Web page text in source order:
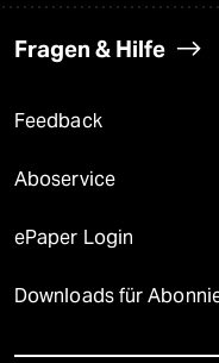
Fragen & Hilfe
Feedback
Aboservice
ePaper Login
Downloads für